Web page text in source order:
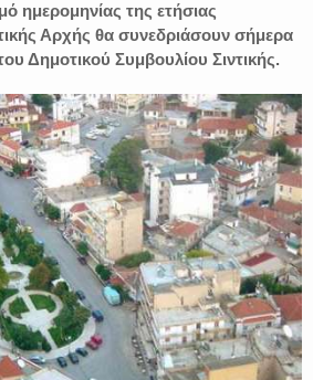
ημερομηνίας της ετήσιας
Αρχής θα συνεδριάσουν σήμερα
Δημοτικού Συμβουλίου Σιντικής.